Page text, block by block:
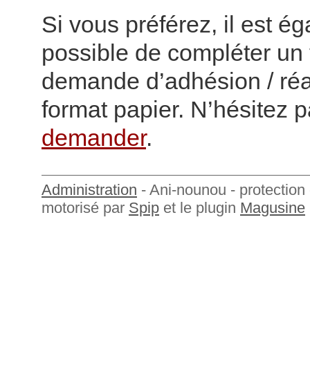
Si vous préférez, il est
possible de compléter
demande d’adhésion /
format papier. N’hésitez
demander.
Administration - Ani-nounou -
motorisé par Spip et le plugin Magusine